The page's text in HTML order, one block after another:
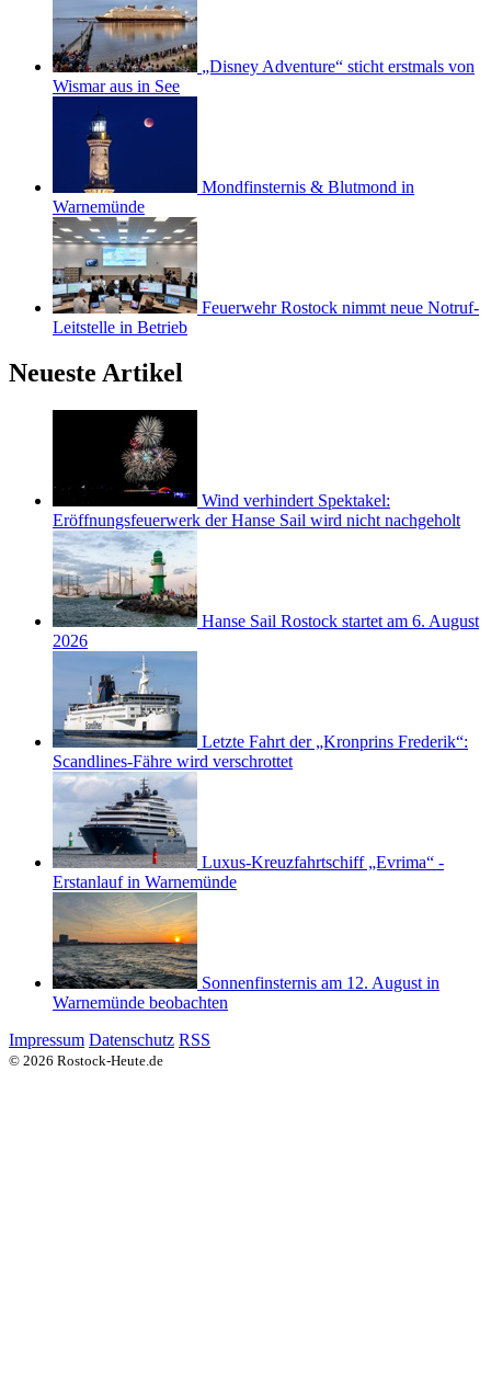
„Disney Adventure“ sticht erstmals von
Wismar aus in See
Mondfinsternis & Blutmond in
Warnemünde
Feuerwehr Rostock nimmt neue Notruf-
Leitstelle in Betrieb
Neueste Artikel
Wind verhindert Spektakel:
Eröffnungsfeuerwerk der Hanse Sail wird nicht nachgeholt
Hanse Sail Rostock startet am 6. August
2026
Letzte Fahrt der „Kronprins Frederik“:
Scandlines-Fähre wird verschrottet
Luxus-Kreuzfahrtschiff „Evrima“ -
Erstanlauf in Warnemünde
Sonnenfinsternis am 12. August in
Warnemünde beobachten
Impressum Datenschutz RSS
© 2026 Rostock-Heute.de